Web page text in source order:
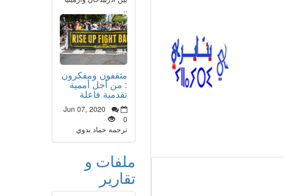
..
مثقفون ومفكرون
: من أجل أممية
تقدمية فاعلة
Jun 07, 2020
0
ترجمه حماد بدوي
ملفات و
تقارير